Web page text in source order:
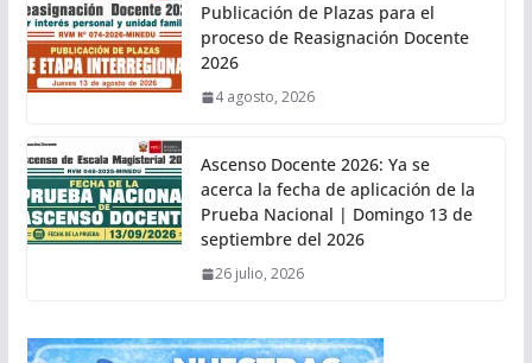
Publicación de Plazas para el
proceso de Reasignación Docente
2026
4 agosto, 2026
Ascenso Docente 2026: Ya se
acerca la fecha de aplicación de la
Prueba Nacional | Domingo 13 de
septiembre del 2026
26 julio, 2026